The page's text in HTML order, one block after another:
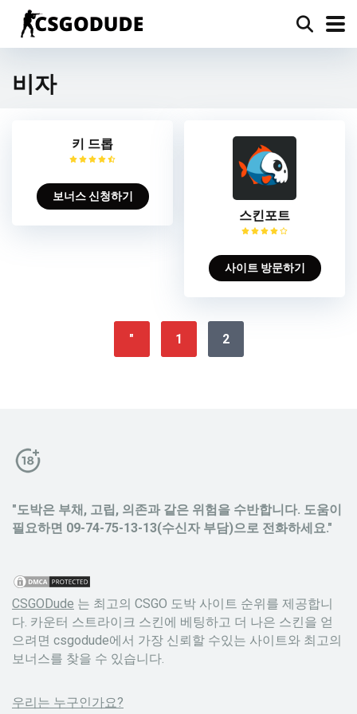
비자
키 드롭
보너스 신청하기
스킨포트
사이트 방문하기
" 1 2
"도박은 부채, 고립, 의존과 같은 위험을 수반합니다. 도움이
필요하면 09-74-75-13-13(수신자 부담)으로 전화하세요."
CSGODude 는 최고의 CSGO 도박 사이트 순위를 제공합니
다. 카운터 스트라이크 스킨에 베팅하고 더 나은 스킨을 얻
으려면 csgodude에서 가장 신뢰할 수있는 사이트와 최고의
보너스를 찾을 수 있습니다.
우리는 누구인가요?